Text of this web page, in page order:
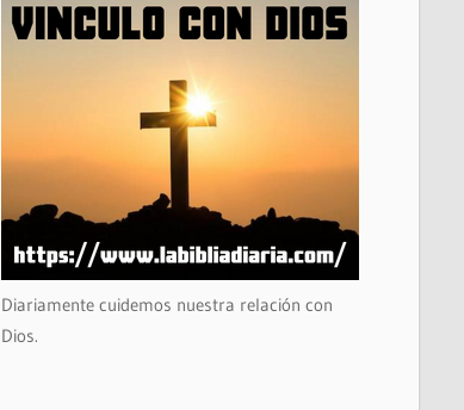
Diariamente cuidemos nuestra relación con
Dios.